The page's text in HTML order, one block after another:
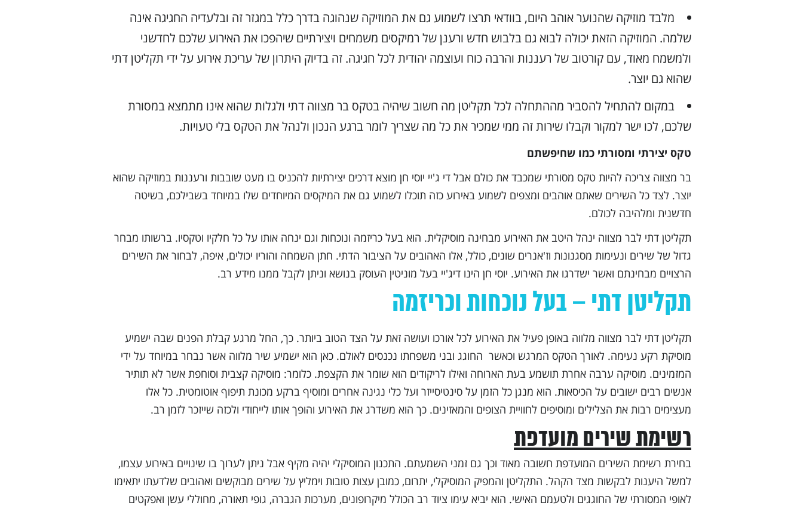
מלבד מוזיקה שהנוער אוהב היום, בוודאי תרצו לשמוע גם את המוזיקה שנהוגה בדרך כלל במגזר זה ובלעדיה החגיגה אינה
שלמה. המוזיקה הזאת יכולה לבוא גם בלבוש חדש ורענן של רמיקסים משמחים ויצירתיים שיהפכו את האירוע שלכם לחדשני
ולמשמח מאוד, עם קורטוב של רעננות והרבה כוח ועוצמה יהודית לכל חגיגה. זה בדיוק היתרון של עריכת אירוע על ידי תקליטן דתי
שהוא גם יוצר.
במקום להתחיל להסביר מההתחלה לכל תקליטן מה חשוב שיהיה בטקס בר מצווה דתי ולגלות שהוא אינו מתמצא במסורת
שלכם, לכו ישר למקור וקבלו שירות זה ממי שמכיר את כל מה שצריך לומר ברגע הנכון ולנהל את הטקס בלי טעויות.
טקס יצירתי ומסורתי כמו שחיפשתם
בר מצווה צריכה להיות טקס מסורתי שמכבד את כולם אבל די ג'יי יוסי חן מוצא דרכים יצירתיות להכניס בו מעט שובבות ורעננות במוזיקה שהוא
יוצר. לצד כל השירים שאתם אוהבים ומצפים לשמוע באירוע כזה תוכלו לשמוע גם את המיקסים המיוחדים שלו במיוחד בשבילכם, בשיטה
חדשנית ומלהיבה לכולם.
תקליטן דתי לבר מצווה ינהל היטב את האירוע מבחינה מוסיקלית. הוא בעל כריזמה ונוכחות וגם ינחה אותו על כל חלקיו וטקסיו. ברשותו מבחר
גדול של שירים ונעימות מסגנונות וז'אנרים שונים, כולל, אלו האהובים על הציבור הדתי. חתן השמחה והוריו יכולים, איפה, לבחור את השירים
הרצויים מבחינתם ואשר ישדרגו את האירוע. יוסי חן הינו דיג'יי בעל מוניטין העוסק בנושא וניתן לקבל ממנו מידע רב.
תקליטן דתי – בעל נוכחות וכריזמה
תקליטן דתי לבר מצווה מלווה באופן פעיל את האירוע לכל אורכו ועושה זאת על הצד הטוב ביותר. כך, החל מרגע קבלת הפנים שבה ישמיע
מוסיקת רקע נעימה. לאורך הטקס המרגש וכאשר החוגג ובני משפחתו נכנסים לאולם. כאן הוא ישמיע שיר מלווה אשר נבחר במיוחד על ידי
המזמינים. מוסיקה ערבה אחרת תושמע בעת הארוחה ואילו לריקודים הוא שומר את הקצפת. כלומר: מוסיקה קצבית וסוחפת אשר לא תותיר
אנשים רבים ישובים על הכיסאות. הוא מנגן כל הזמן על סינטיסייזר ועל כלי נגינה אחרים ומוסיף ברקע מכונת תיפוף אוטומטית. כל אלו
מעצימים רבות את הצלילים ומוסיפים לחוויית הצופים והמאזינים. כך הוא משדרג את האירוע והופך אותו לייחודי ולכזה שייזכר לזמן רב.
רשימת שירים מועדפת
בחירת רשימת השירים המועדפת חשובה מאוד וכך גם זמני השמעתם. התכנון המוסיקלי יהיה מקיף אבל ניתן לערוך בו שינויים באירוע עצמו,
למשל היענות לבקשות מצד הקהל. התקליטן והמפיק המוסיקלי, יתרום, כמובן עצות טובות וימליץ על שירים מבוקשים ואהובים שלדעתו יתאימו
לאופי המסורתי של החוגגים ולטעמם האישי. הוא יביא עימו ציוד רב הכולל מיקרופונים, מערכות הגברה, גופי תאורה, מחוללי עשן ואפקטים